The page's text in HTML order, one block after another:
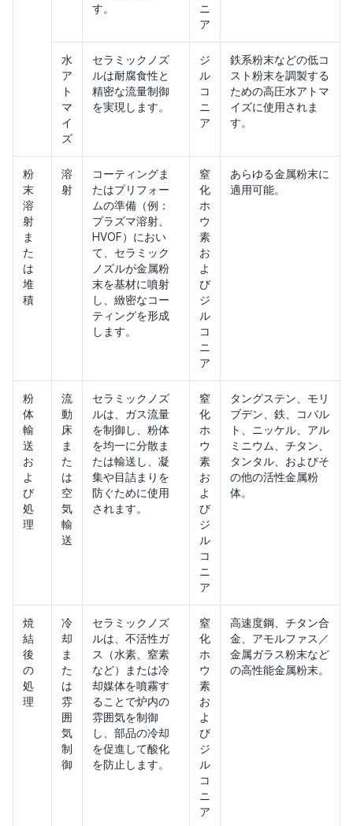
す。
ニ
ア
水
ア
ト
マ
イ
ズ
セラミックノズ
ルは耐腐食性と
精密な流量制御
を実現します。
ジ
ル
コ
ニ
ア
鉄系粉末などの低コ
スト粉末を調製する
ための高圧水アトマ
イズに使用されま
す。
粉
末
溶
射
ま
た
は
堆
積
溶
射
コーティングま
たはプリフォー
ムの準備（例：
プラズマ溶射、
HVOF）におい
て、セラミック
ノズルが金属粉
末を基材に噴射
し、緻密なコー
ティングを形成
します。
窒
化
ホ
ウ
素
お
よ
び
ジ
ル
コ
ニ
ア
あらゆる金属粉末に
適用可能。
粉
体
輸
送
お
よ
び
処
理
流
動
床
ま
た
は
空
気
輸
送
セラミックノズ
ルは、ガス流量
を制御し、粉体
を均一に分散ま
たは輸送し、凝
集や目詰まりを
防ぐために使用
されます。
窒
化
ホ
ウ
素
お
よ
び
ジ
ル
コ
ニ
ア
タングステン、モリ
ブデン、鉄、コバル
ト、ニッケル、アル
ミニウム、チタン、
タンタル、およびそ
の他の活性金属粉
体。
焼
結
後
の
処
理
冷
却
ま
た
は
雰
囲
気
制
御
セラミックノズ
ルは、不活性ガ
ス（水素、窒素
など）または冷
却媒体を噴霧す
ることで炉内の
雰囲気を制御
し、部品の冷却
を促進して酸化
を防止します。
窒
化
ホ
ウ
素
お
よ
び
ジ
ル
コ
ニ
ア
高速度鋼、チタン合
金、アモルファス／
金属ガラス粉末など
の高性能金属粉末。